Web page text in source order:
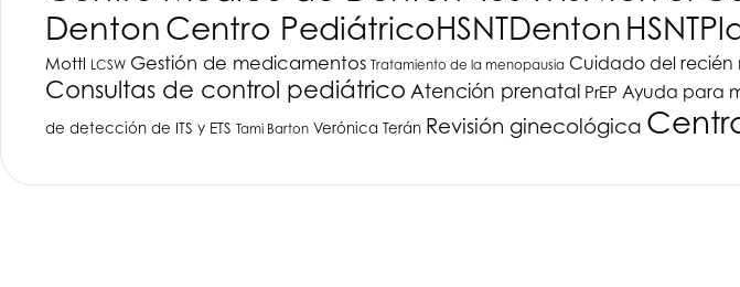
Denton Centro PediátricoHSNTDenton HSNT
Mottl LCSW Gestión de medicamentos Tratamiento de la menopausia Cuidado del recién
Consultas de control pediátrico Atención prenatal PrEP Ayuda para
de detección de ITS y ETS Tami Barton Verónica Terán Revisión ginecológica